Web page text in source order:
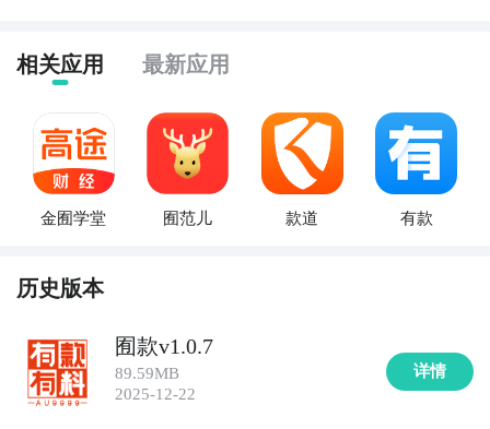
相关应用 最新应用
金囿学堂 囿范儿 款道 有款
历史版本
囿款v1.0.7
89.59MB
2025-12-22
详情